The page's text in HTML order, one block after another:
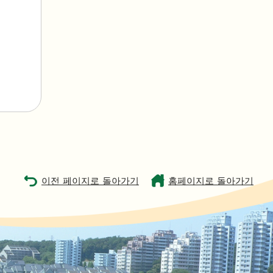
이전 페이지로 돌아가기 홈페이지로 돌아가기